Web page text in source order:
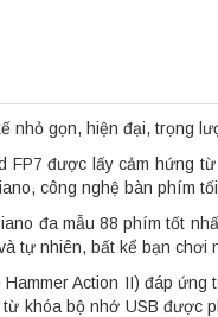
nhỏ gọn, hiện đại, trọng
FP7 được lấy cảm hứng
công nghệ bàn phím
đa mẫu 88 phím tốt
tự nhiên, bất kể bạn chơi
Action II) đáp
khóa bộ nhớ USB được